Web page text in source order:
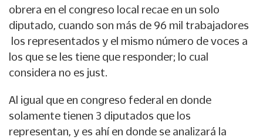
obrera en el congreso local recae en un solo
diputado, cuando son más de 96 mil trabajadores
los representados y el mismo número de voces a
los que se les tiene que responder; lo cual
considera no es just.
Al igual que en congreso federal en donde
solamente tienen 3 diputados que los
representan, y es ahí en donde se analizará la